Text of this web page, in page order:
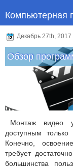
Компьютерная
Декабрь 27th, 2017
Обзор
Монтаж видео
доступным
Конечно,
требует
большинства